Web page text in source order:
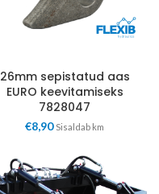
26mm sepistatud aas
EURO keevitamiseks
7828047
€8,90 Sisaldab km